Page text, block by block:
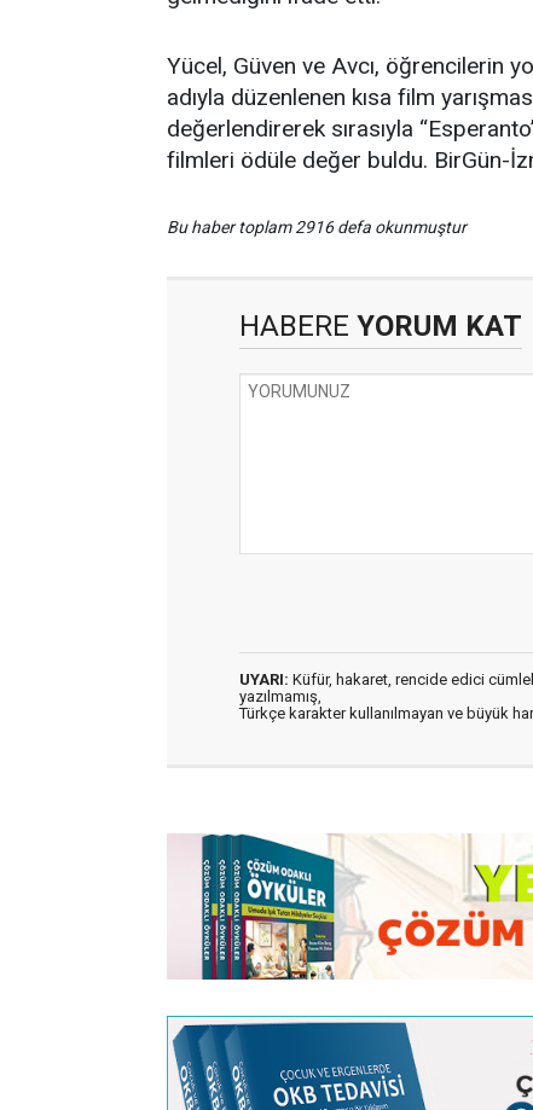
Yücel, Güven ve Avcı, öğrencilerin
adıyla düzenlenen kısa film
değerlendirerek sırasıyla
filmleri ödüle değer buldu. BirGün-
Bu haber toplam 2916 defa okunmuştur
HABERE YORUM KAT
UYARI: Küfür, hakaret, rencide edici
yazılmamış,
Türkçe karakter kullanılmayan ve büyük